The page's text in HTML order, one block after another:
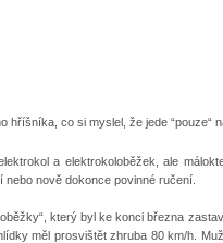
hříšníka, co si myslel, že jede “pouze“
a elektrokoloběžek, ale
nově dokonce povinné ručení.
který byl ke konci března
měl prosvištět zhruba 80 km/h.